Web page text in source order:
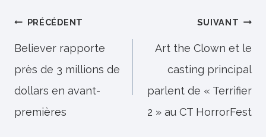
Navigation
de
l’article
PRÉCÉDENT
Believer rapporte
près de 3 millions de
dollars en avant-
premières
SUIVANT
Art the Clown et le
casting principal
parlent de « Terrifier
2 » au CT HorrorFest